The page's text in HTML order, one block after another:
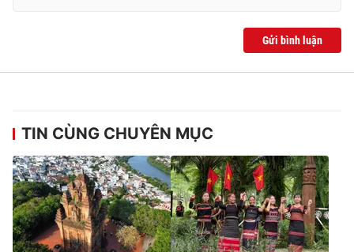
Gửi bình luận
TIN CÙNG CHUYÊN MỤC